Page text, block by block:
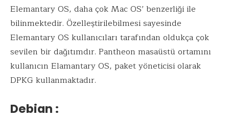
Elemantary OS, daha çok Mac OS’ benzerliği ile
bilinmektedir. Özelleştirilebilmesi sayesinde
Elemantary OS kullanıcıları tarafından oldukça çok
sevilen bir dağıtımdır. Pantheon masaüstü ortamını
kullanıcın Elamantary OS, paket yöneticisi olarak
DPKG kullanmaktadır.
Debian :